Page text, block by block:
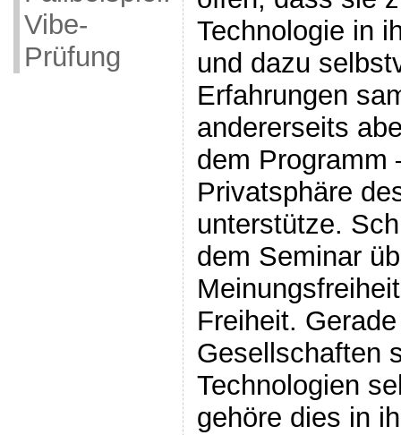
Vibe-
Prüfung
Technologie in
und dazu
Erfahrungen
andererseits
dem Programm
Privatsphäre
unterstütze.
dem Seminar
Freiheit.
Gesellschaften
Technologien
gehöre dies in